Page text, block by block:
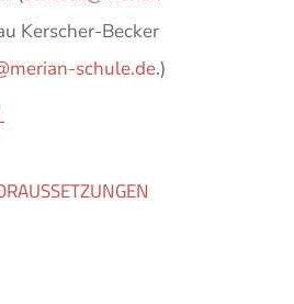
Kerscher-Becker
schule.de.)